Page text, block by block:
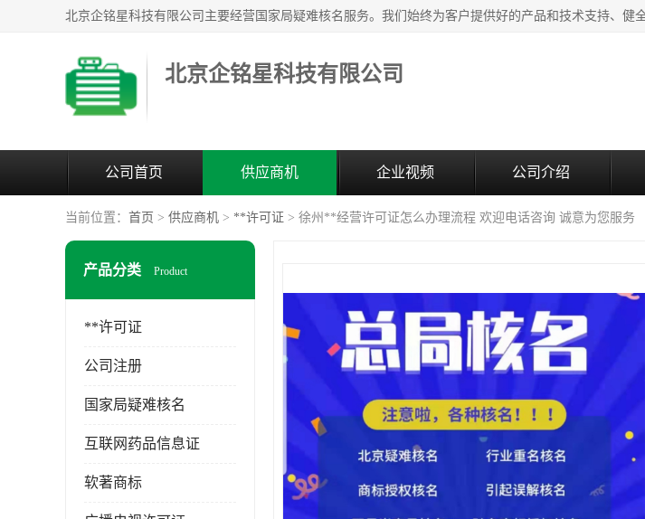
北京企铭星科技有限公司
公司首页 供应商机 企业视频 公司介绍
当前位置： 首页 > 供应商机 > **许可证 > 徐州**经营许可证怎么办理流程 欢迎电话咨询 诚意为您服务
产品分类 Product
**许可证
公司注册
国家局疑难核名
互联网药品信息证
软著商标